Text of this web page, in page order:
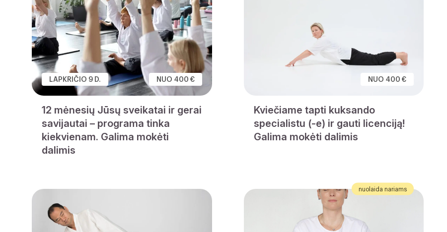
LAPKRIČIO 9 D. NUO 400 €
12 mėnesių Jūsų sveikatai ir gerai
savijautai – programa tinka
kiekvienam. Galima mokėti
dalimis
NUO 400 €
Kviečiame tapti kuksando
specialistu (-e) ir gauti licenciją!
Galima mokėti dalimis
nuolaida nariams